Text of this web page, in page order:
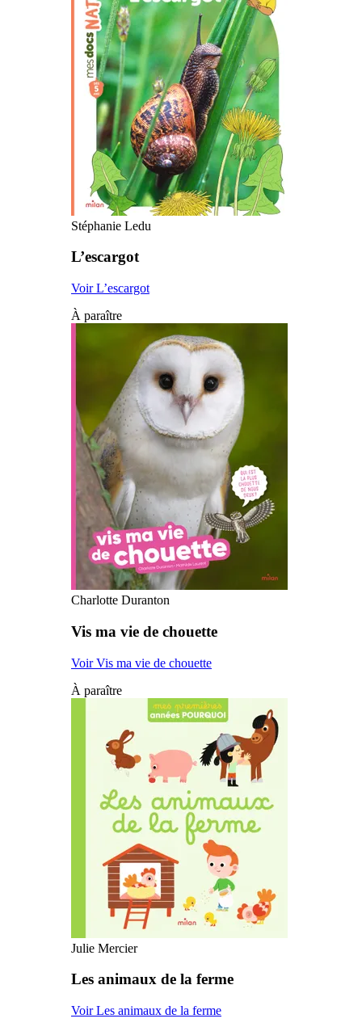
Stéphanie Ledu
L’escargot
Voir L’escargot
À paraître
Charlotte Duranton
Vis ma vie de chouette
Voir Vis ma vie de chouette
À paraître
Julie Mercier
Les animaux de la ferme
Voir Les animaux de la ferme